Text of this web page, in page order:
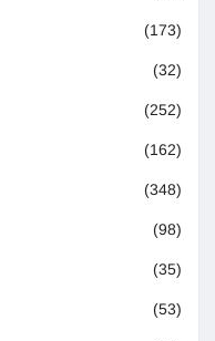
(173)
(32)
(252)
(162)
(348)
(98)
(35)
(53)